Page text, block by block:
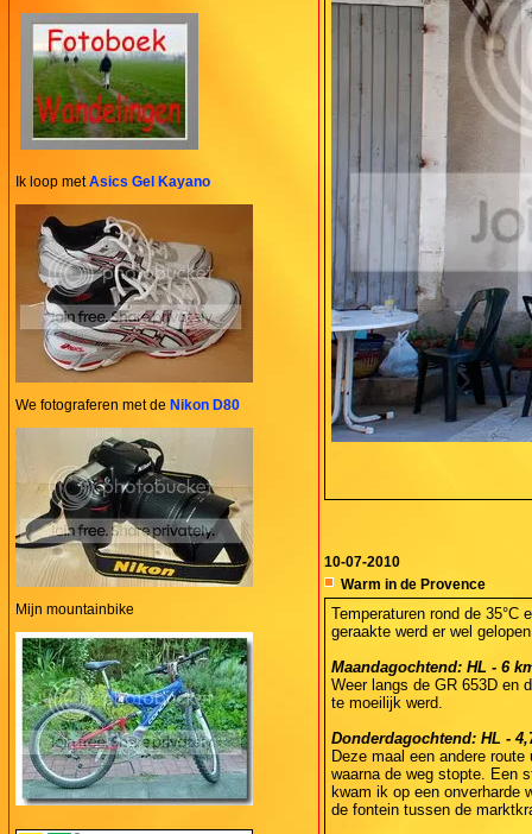
Ik loop metAsics Gel Kayano
We fotograferen met de Nikon D80
Mijn mountainbike
10-07-2010
Warm in de Provence
Temperaturen rond de
geraakte werd er wel
Maandagochtend: HL - 6
Weer langs de GR 653D en
te moeilijk werd.
Donderdagochtend: HL -
Deze maal een andere
waarna de weg stopte. Een
kwam ik op een onverharde
de fontein tussen de